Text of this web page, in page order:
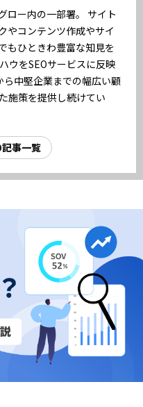
ロー内の一部署。 サイト
やコンテンツ作成やサイ
もひときわ豊富な知見を
ウをSEOサービスに反映
中堅企業までの幅広い顧
施策を提供し続けてい
事一覧